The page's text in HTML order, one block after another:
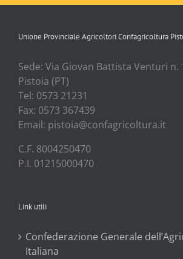
Unione Provinciale Agricoltori Confagricoltura
Sede: Via Gio­van Bat­ti­sta Ven­tu­ri
Pisto­ia (PT)
Tel: 0573 21231
Fax: 0573 367439
Email: pistoia@confagricoltura.it
C.F. 8004250470
P.I. 01215000470
Link utili
Confederazione Generale
Italiana